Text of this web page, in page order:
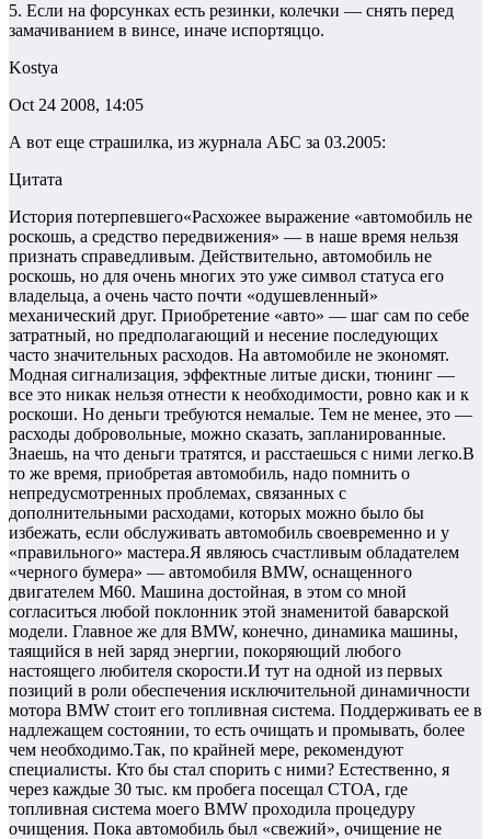
5. Если на форсунках есть резинки, колечки — снять перед
замачиванием в винсе, иначе испортяццо.
Kostya
Oct 24 2008, 14:05
А вот еще страшилка, из журнала АБС за 03.2005:
Цитата
История потерпевшего«Расхожее выражение «автомобиль не
роскошь, а средство передвижения» — в наше время нельзя
признать справедливым. Действительно, автомобиль не
роскошь, но для очень многих это уже символ статуса его
владельца, а очень часто почти «одушевленный»
механический друг. Приобретение «авто» — шаг сам по себе
затратный, но предполагающий и несение последующих
часто значительных расходов. На автомобиле не экономят.
Модная сигнализация, эффектные литые диски, тюнинг —
все это никак нельзя отнести к необходимости, ровно как и к
роскоши. Но деньги требуются немалые. Тем не менее, это —
расходы добровольные, можно сказать, запланированные.
Знаешь, на что деньги тратятся, и расстаешься с ними легко.В
то же время, приобретая автомобиль, надо помнить о
непредусмотренных проблемах, связанных с
дополнительными расходами, которых можно было бы
избежать, если обслуживать автомобиль своевременно и у
«правильного» мастера.Я являюсь счастливым обладателем
«черного бумера» — автомобиля BMW, оснащенного
двигателем М60. Машина достойная, в этом со мной
согласиться любой поклонник этой знаменитой баварской
модели. Главное же для BMW, конечно, динамика машины,
таящийся в ней заряд энергии, покоряющий любого
настоящего любителя скорости.И тут на одной из первых
позиций в роли обеспечения исключительной динамичности
мотора BMW стоит его топливная система. Поддерживать ее в
надлежащем состоянии, то есть очищать и промывать, более
чем необходимо.Так, по крайней мере, рекомендуют
специалисты. Кто бы стал спорить с ними? Естественно, я
через каждые 30 тыс. км пробега посещал СТОА, где
топливная система моего BMW проходила процедуру
очищения. Пока автомобиль был «свежий», очищение не